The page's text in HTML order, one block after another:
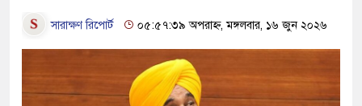
সারাক্ষণ রিপোর্ট ০৫:৫৭:৩৯ অপরাহ্ন, মঙ্গলবার, ১৬ জুন ২০২৬